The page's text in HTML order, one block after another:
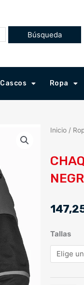
Cascos Ropa
Inicio/
Tallas
CHAQUETA
SD-
JR47
RACING